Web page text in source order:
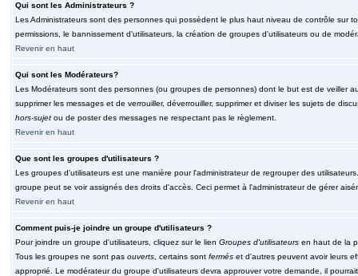
Qui sont les Administrateurs ?
Les Administrateurs sont des personnes qui possèdent le plus haut niveau de contrôle sur
permissions, le bannissement d'utilisateurs, la création de groupes d'utilisateurs ou de
Revenir en haut
Qui sont les Modérateurs?
Les Modérateurs sont des personnes (ou groupes de personnes) dont le but est de veiller
supprimer les messages et de verrouiller, déverrouiller, supprimer et diviser les sujets de
hors-sujetou de poster des messages ne respectant pas le règlement.
Revenir en haut
Que sont les groupes d'utilisateurs ?
Les groupes d'utilisateurs est une manière pour l'administrateur de regrouper des
groupe peut se voir assignés des droits d'accès. Ceci permet à l'administrateur de gérer
Revenir en haut
Comment puis-je joindre un groupe d'utilisateurs ?
Pour joindre un groupe d'utilisateurs, cliquez sur le lien Groupes d'utilisateursen haut de la
Tous les groupes ne sont pas ouverts, certains sont ferméset d'autres peuvent avoir leurs
approprié. Le modérateur du groupe d'utilisateurs devra approuver votre demande, il